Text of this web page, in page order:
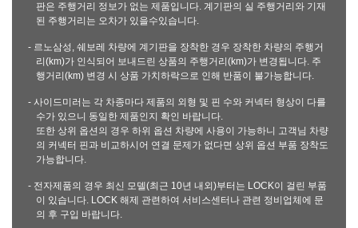
판은 주행거리 정보가 없는 제품입니다. 계기판의 실 주행거리와 기재
된 주행거리는 오차가 있을수있습니다.
- 르노삼성, 쉐보레 차량에 계기판을 장착한 경우 장착한 차량의 주행거
리(km)가 인식되어 보내드린 상품의 주행거리(km)가 변경됩니다. 주
행거리(km) 변경 시 상품 가치하락으로 인해 반품이 불가능합니다.
- 사이드미러는 각 차종마다 제품의 외형 및 핀 수와 커넥터 형상이 다를
수가 있으니 동일한 제품인지 확인 바랍니다.
또한 상위 옵션의 경우 하위 옵션 차량에 사용이 가능하니 고객님 차량
의 커넥터 핀과 비교하시어 연결 문제가 없다면 상위 옵션 부품 장착도
가능합니다.
- 전자제품의 경우 최신 모델(최근 10년 내외)부터는 LOCK이 걸린 부품
이 있습니다. LOCK 해제 관련하여 서비스센터나 관련 정비업체에 문
의 후 구입 바랍니다.